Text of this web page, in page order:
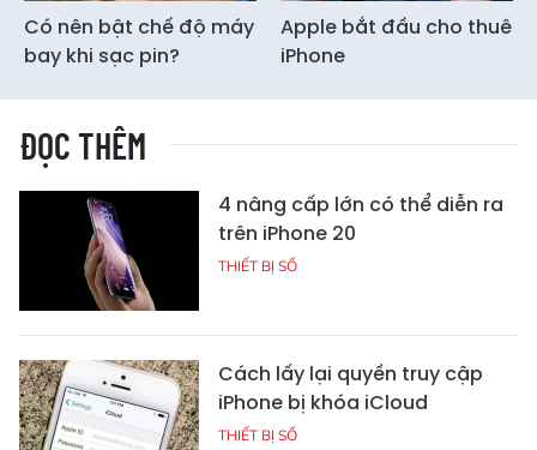
Có nên bật chế độ máy
bay khi sạc pin?
Apple bắt đầu cho thuê
iPhone
ĐỌC THÊM
4 nâng cấp lớn có thể diễn ra
trên iPhone 20
THIẾT BỊ SỐ
Cách lấy lại quyền truy cập
iPhone bị khóa iCloud
THIẾT BỊ SỐ